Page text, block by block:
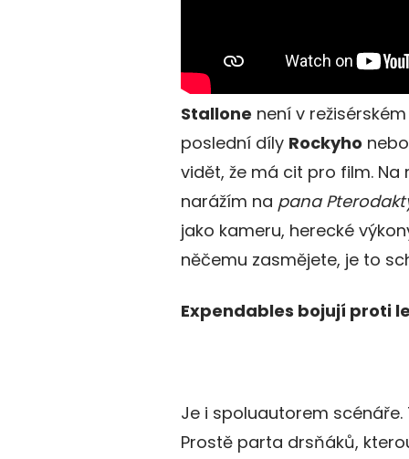
Stallone není v
poslední díly Rockyho
vidět, že má cit pro film.
narážím na pana
jako kameru, herecké
něčemu zasmějete, je to
Expendables bojují proti
Je i spoluautorem
Prostě parta drsňáků,